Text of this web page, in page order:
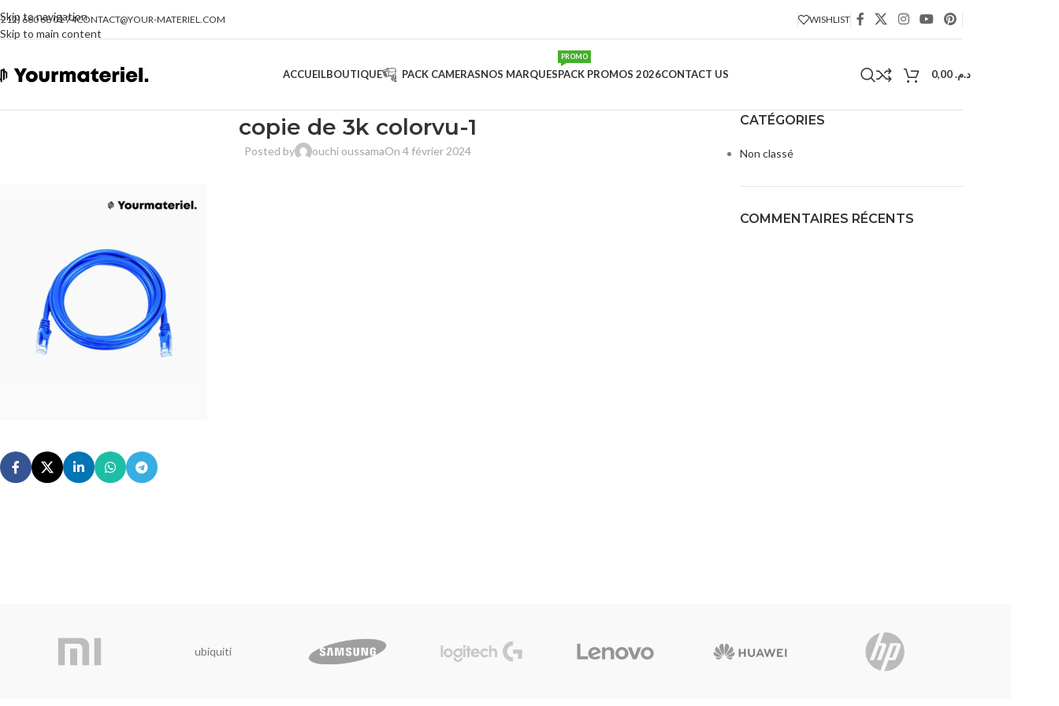
Skip to navigation
Skip to main content
660 68 01 74CONTACT@YOUR-MATERIEL.COM WISHLIST
ACCUEILBOUTIQUE PACK CAMERASNOS MARQUESPACK PROMOS 2026
PROMO
CONTACT US د.م.
copie de 3k colorvu-1
Posted by ouchi oussamaOn 4 février 2024
CATÉGORIES
Non classé
COMMENTAIRES RÉCENTS
ubiquiti